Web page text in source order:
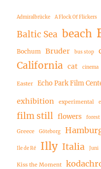
Admiralbrücke A Flock Of Flickers
Baltic Sea beach
Bochum Bruder bus stop
California cat cinema
Easter Echo Park Film
exhibition experimental
film still flowers forest
Greece Göteborg
Ile de Ré Illy Italia Juni
Kiss the Moment